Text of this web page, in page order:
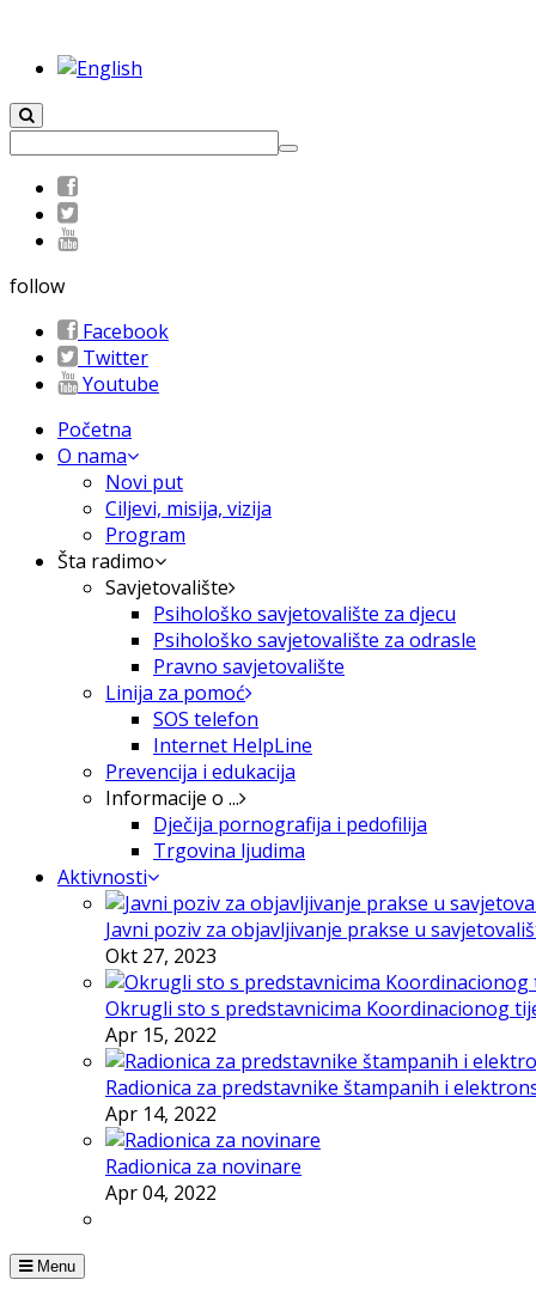
follow
Facebook
Twitter
Youtube
Početna
O nama
Novi put
Ciljevi, misija, vizija
Program
Šta radimo
Savjetovalište
Psihološko savjetovalište za djecu
Psihološko savjetovalište za odrasle
Pravno savjetovalište
Linija za pomoć
SOS telefon
Internet HelpLine
Prevencija i edukacija
Informacije o ...
Dječija pornografija i pedofilija
Trgovina ljudima
Aktivnosti
Javni poziv za objavljivanje prakse u
Okt 27, 2023
Okrugli sto s predstavnicima Koordinacionog
Apr 15, 2022
Radionica za predstavnike štampanih i
Apr 14, 2022
Radionica za novinare
Apr 04, 2022
Menu